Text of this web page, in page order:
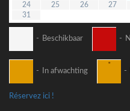
24
25 26 27
31
- Beschikbaar -
- In afwachting
·
-
Réservez ici !